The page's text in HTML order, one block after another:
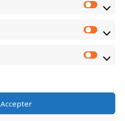
Accepter
Politique de cookies (UE)